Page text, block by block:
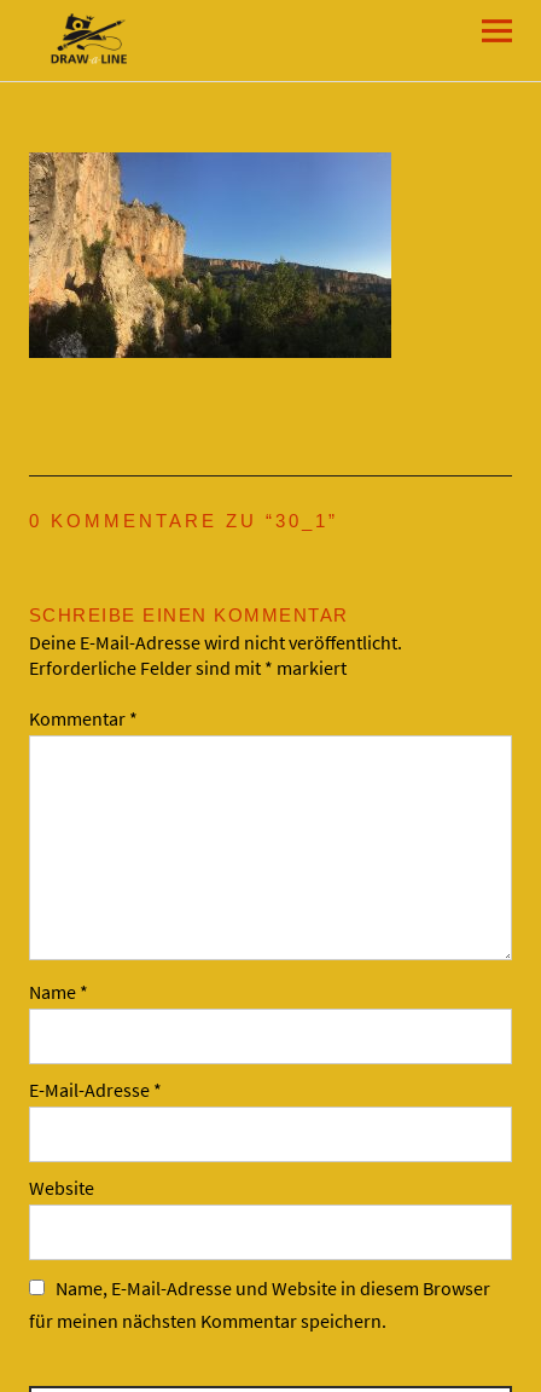
Draw-a-Line Grafik- und Web-Design
0 KOMMENTARE ZU “30_1 ”
SCHREIBE EINEN KOMMENTAR
Deine E-Mail-Adresse wird nicht veröffentlicht.
Erforderliche Felder sind mit * markiert
Kommentar *
Name *
E-Mail-Adresse *
Website
Name, E-Mail-Adresse und Website in diesem Browser
für meinen nächsten Kommentar speichern.